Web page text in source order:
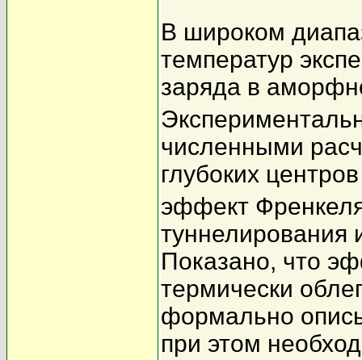
В широком
температур
заряда в
численными
глубоких
эффект
Показано, что
термически
формально
при этом